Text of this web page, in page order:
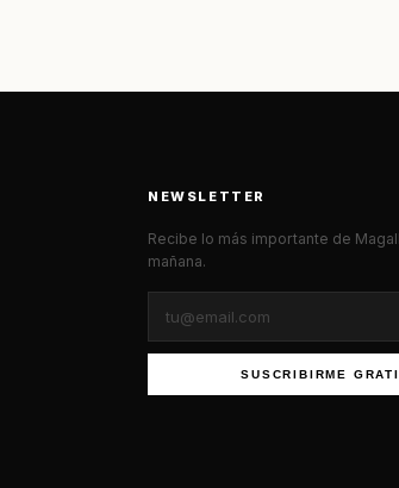
NEWSLETTER
Recibe lo más importante de
mañana.
SUSCRIBIRME